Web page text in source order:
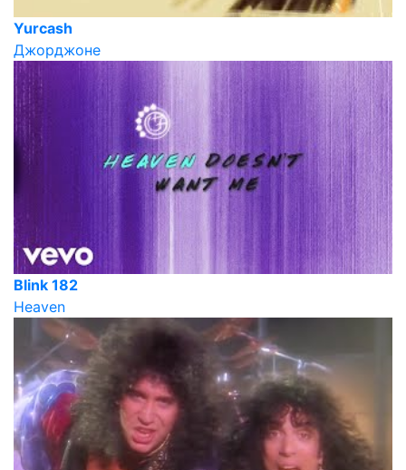
Yurcash
Джорджоне
Blink 182
Heaven